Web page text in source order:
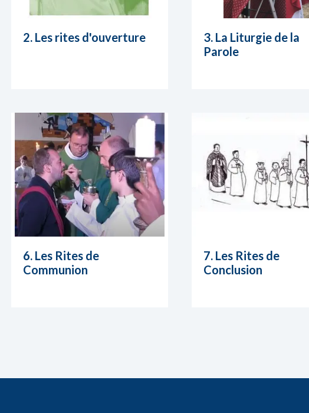
2. Les rites d'ouverture
3. La Liturgie de la
Parole
6. Les Rites de
Communion
7. Les Rites de
Conclusion